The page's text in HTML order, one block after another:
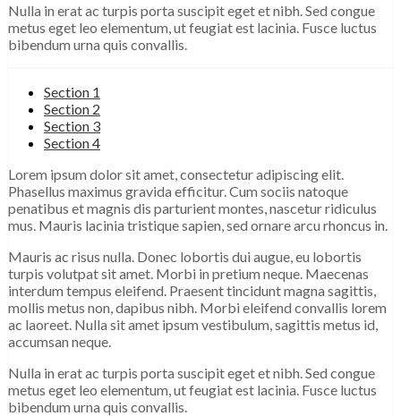
Nulla in erat ac turpis porta suscipit eget et nibh. Sed congue
metus eget leo elementum, ut feugiat est lacinia. Fusce luctus
bibendum urna quis convallis.
Section 1
Section 2
Section 3
Section 4
Lorem ipsum dolor sit amet, consectetur adipiscing elit.
Phasellus maximus gravida efficitur. Cum sociis natoque
penatibus et magnis dis parturient montes, nascetur ridiculus
mus. Mauris lacinia tristique sapien, sed ornare arcu rhoncus in.
Mauris ac risus nulla. Donec lobortis dui augue, eu lobortis
turpis volutpat sit amet. Morbi in pretium neque. Maecenas
interdum tempus eleifend. Praesent tincidunt magna sagittis,
mollis metus non, dapibus nibh. Morbi eleifend convallis lorem
ac laoreet. Nulla sit amet ipsum vestibulum, sagittis metus id,
accumsan neque.
Nulla in erat ac turpis porta suscipit eget et nibh. Sed congue
metus eget leo elementum, ut feugiat est lacinia. Fusce luctus
bibendum urna quis convallis.